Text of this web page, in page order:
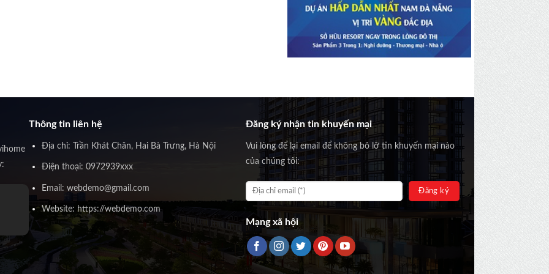
Thông tin liên hệ
Địa chỉ: Trần Khát Chân, Hai Bà Trưng, Hà Nội
Điện thoại: 0972939xxx
Email: webdemo@gmail.com
Website: https://webdemo.com
Đăng ký nhận tin khuyến mại
Vui lòng để lại email để không bỏ lỡ tin khuyến mại nào
của chúng tôi:
Mạng xã hội